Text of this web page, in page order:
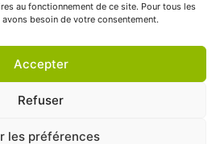
au fonctionnement de ce site. Pour tous les
besoin de votre consentement.
Accepter
Refuser
les préférences
droits réservés © 1970 - 2023 | Une